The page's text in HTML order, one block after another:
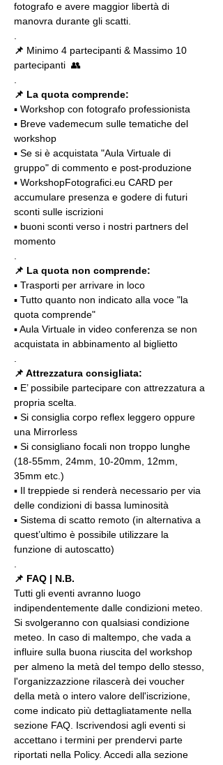
fotografo e avere maggior libertà di
manovra durante gli scatti.
📌 Minimo 4 partecipanti & Massimo 10
partecipanti  👥
📌 La quota comprende:
▪️ Workshop con fotografo professionista
▪️ Breve vademecum sulle tematiche del
workshop
▪️ Se si è acquistata "Aula Virtuale di
gruppo" di commento e post-produzione
▪️ WorkshopFotografici.eu CARD per
accumulare presenza e godere di futuri
sconti sulle iscrizioni
▪️ buoni sconti verso i nostri partners del
momento
📌 La quota non comprende:
▪️ Trasporti per arrivare in loco
▪️ Tutto quanto non indicato alla voce "la
quota comprende"
▪️ Aula Virtuale in video conferenza se non
acquistata in abbinamento al biglietto
📌 Attrezzatura consigliata:
▪️ E’ possibile partecipare con attrezzatura a
propria scelta.
▪️ Si consiglia corpo reflex leggero oppure
una Mirrorless
▪️ Si consigliano focali non troppo lunghe
(18-55mm, 24mm, 10-20mm, 12mm,
35mm etc.)
▪️ Il treppiede si renderà necessario per via
delle condizioni di bassa luminosità
▪️ Sistema di scatto remoto (in alternativa a
quest’ultimo è possibile utilizzare la
funzione di autoscatto)
📌 FAQ | N.B.
Tutti gli eventi avranno luogo
indipendentemente dalle condizioni meteo.
Si svolgeranno con qualsiasi condizione
meteo. In caso di maltempo, che vada a
influire sulla buona riuscita del workshop
per almeno la metà del tempo dello stesso,
l'organizzazzione rilascerà dei voucher
della metà o intero valore dell'iscrizione,
come indicato più dettagliatamente nella
sezione FAQ. Iscrivendosi agli eventi si
accettano i termini per prendervi parte
riportati nella Policy. Accedi alla sezione